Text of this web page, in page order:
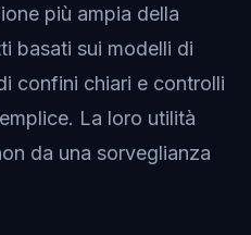
più ampia della
basati sui modelli di
confini chiari e controlli
La loro utilità
da una sorveglianza